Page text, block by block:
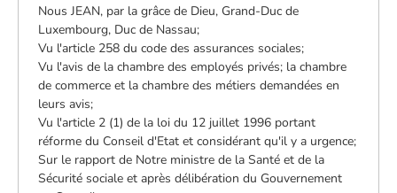
Nous JEAN, par la grâce de Dieu, Grand-Duc de
Luxembourg, Duc de Nassau;
Vu l'article 258 du code des assurances sociales;
Vu l'avis de la chambre des employés privés; la chambre
de commerce et la chambre des métiers demandées en
leurs avis;
Vu l'article 2 (1) de la loi du 12 juillet 1996 portant
réforme du Conseil d'Etat et considérant qu'il y a urgence;
Sur le rapport de Notre ministre de la Santé et de la
Sécurité sociale et après délibération du Gouvernement